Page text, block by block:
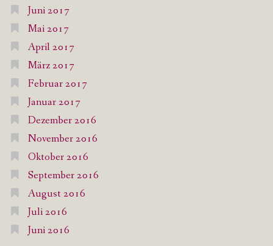
Juni 2017
Mai 2017
April 2017
März 2017
Februar 2017
Januar 2017
Dezember 2016
November 2016
Oktober 2016
September 2016
August 2016
Juli 2016
Juni 2016